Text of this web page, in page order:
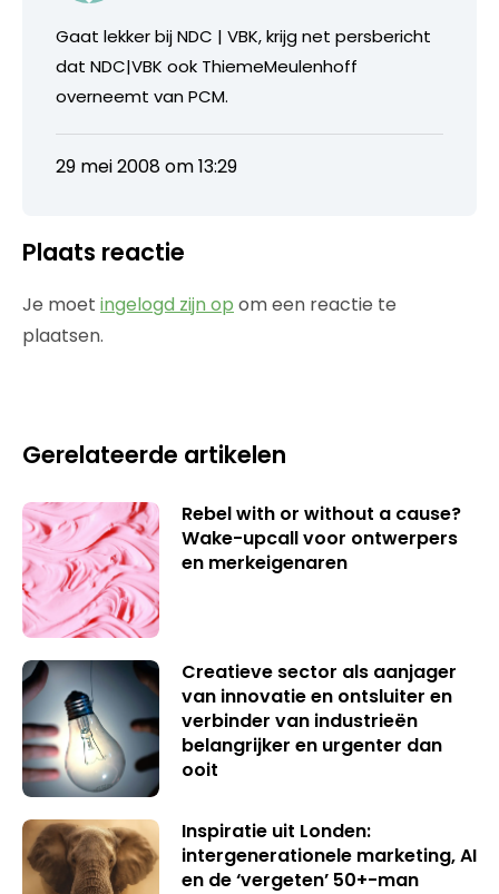
Gaat lekker bij NDC | VBK, krijg net persbericht
dat NDC|VBK ook ThiemeMeulenhoff
overneemt van PCM.
29 mei 2008 om 13:29
Plaats reactie
Je moet ingelogd zijn op om een reactie te
plaatsen.
Gerelateerde artikelen
Rebel with or without a cause?
Wake-upcall voor ontwerpers
en merkeigenaren
Creatieve sector als aanjager
van innovatie en ontsluiter en
verbinder van industrieën
belangrijker en urgenter dan
ooit
Inspiratie uit Londen:
intergenerationele marketing, AI
en de ‘vergeten’ 50+-man